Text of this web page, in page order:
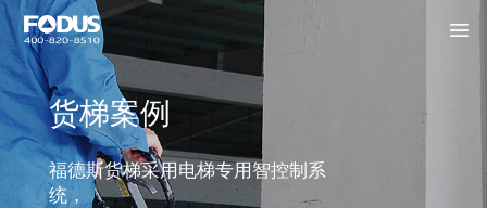
货梯案例
福德斯货梯采用电梯专用智控制系
统，